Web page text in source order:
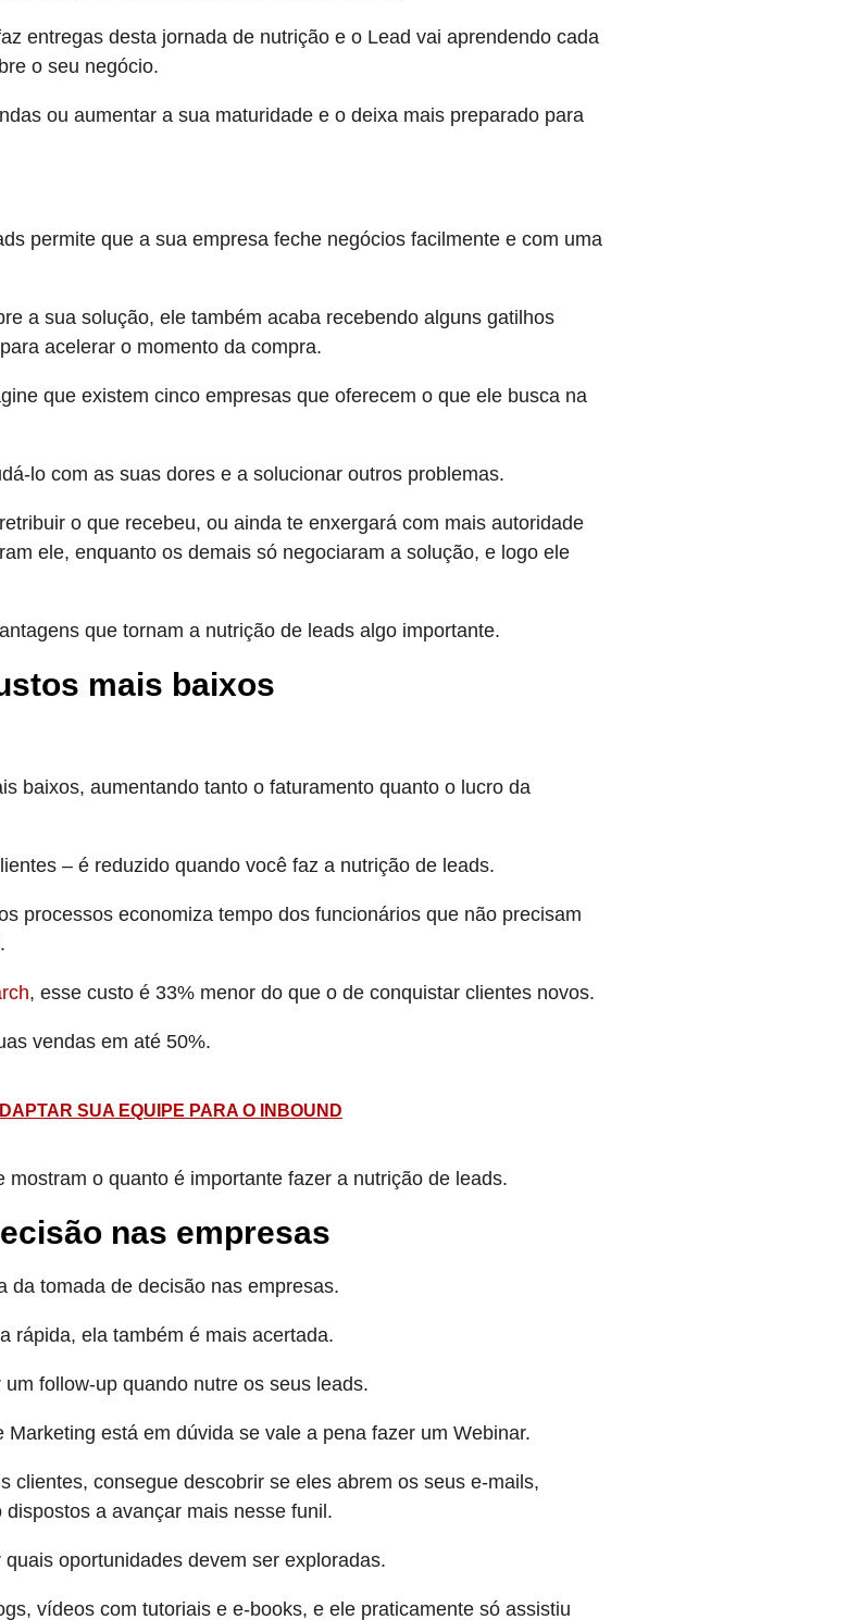
entregas desta jornada de nutrição e o Lead vai aprendendo cada
o seu negócio.
ou aumentar a sua maturidade e o deixa mais preparado para
permite que a sua empresa feche negócios facilmente e com uma
a sua solução, ele também acaba recebendo alguns gatilhos
acelerar o momento da compra.
que existem cinco empresas que oferecem o que ele busca na
lo com as suas dores e a solucionar outros problemas.
o que recebeu, ou ainda te enxergará com mais autoridade
ele, enquanto os demais só negociaram a solução, e logo ele
que tornam a nutrição de leads algo importante.
mais baixos
baixos, aumentando tanto o faturamento quanto o lucro da
– é reduzido quando você faz a nutrição de leads.
processos economiza tempo dos funcionários que não precisam
, esse custo é 33% menor do que o de conquistar clientes novos.
vendas em até 50%.
SUA EQUIPE PARA O INBOUND
o quanto é importante fazer a nutrição de leads.
nas empresas
da tomada de decisão nas empresas.
rápida, ela também é mais acertada.
follow-up quando nutre os seus leads.
está em dúvida se vale a pena fazer um Webinar.
clientes, consegue descobrir se eles abrem os seus e-mails,
a avançar mais nesse funil.
oportunidades devem ser exploradas.
vídeos com tutoriais e e-books, e ele praticamente só assistiu